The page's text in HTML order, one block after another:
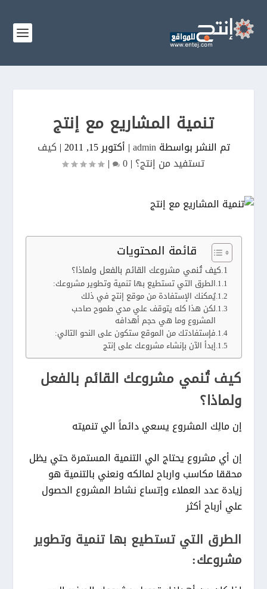
تنمية المشاريع مع إنتج
تم النشر بواسطةadmin
| أكتوبر 15, 2011 | كيف
تستفيد من إنتج؟ |
0
|
قائمة المحتويات
كيف تُنمي مشروعك القائم بالفعل ولماذا؟
الطرق التي تستطيع بها تنمية وتطوير مشروعك:
يُمكنك الإستفادة من موقع إنتج في ذلك
لكن هذا كله يتوقف علي مدي طموح صاحب
المشروع وما هي حجم أهدافه
فإستفادتك من الموقع ستكون على النحو التالي:
إبدأ الآن بإنشاء مشروعك على إنتج
كيف تُنمي مشروعك القائم بالفعل
ولماذا؟
إن مالِك المشروع يسعي دائماً الي تنميته
إن أي مشروع يحتاج الي التنمية المستمرة حتي يظل
محققا مكاسب وارباح لمالكه ونعني بالتنمية هو
زيادة عدد العملاء وإتساع نشاط المشروع الحصول
علي أرباح أكثر
الطرق التي تستطيع بها تنمية وتطوير
مشروعك: